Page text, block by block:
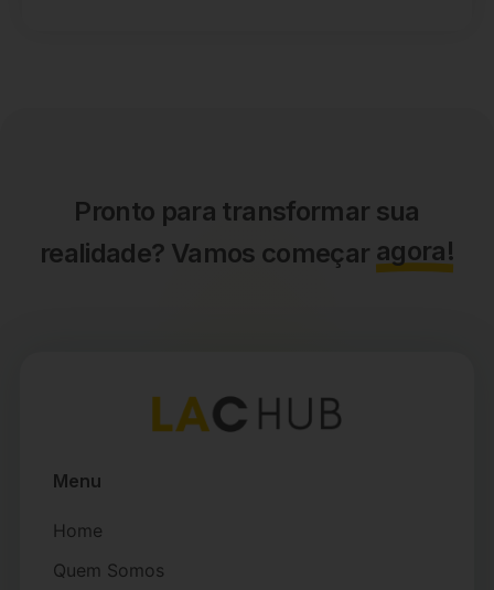
Pronto para transformar sua
realidade? Vamos começar agora!
Menu
Home
Quem Somos